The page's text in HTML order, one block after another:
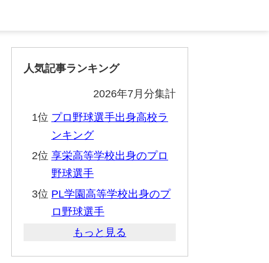
人気記事ランキング
2026年7月分集計
1位 プロ野球選手出身高校ラ
ンキング
2位 享栄高等学校出身のプロ
野球選手
3位 PL学園高等学校出身のプ
ロ野球選手
もっと見る